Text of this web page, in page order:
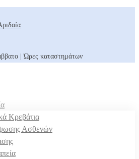
| Ώρες καταστημάτων
Κρεβάτια
Ασθενών